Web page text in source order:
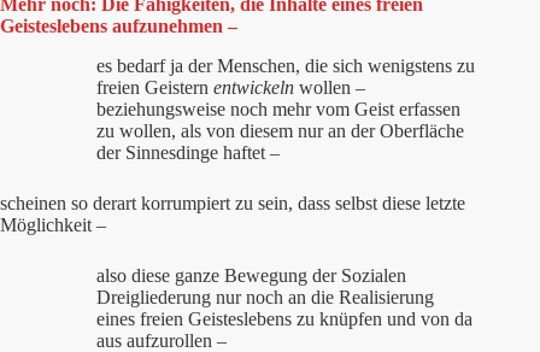
Mehr noch: Die Fähigkeiten, die Inhalte eines freien
Geisteslebens aufzunehmen –
es bedarf ja der Menschen, die sich wenigstens zu
freien Geistern entwickeln wollen –
beziehungsweise noch mehr vom Geist erfassen
zu wollen, als von diesem nur an der Oberfläche
der Sinnesdinge haftet –
scheinen so derart korrumpiert zu sein, dass selbst diese letzte
Möglichkeit –
also diese ganze Bewegung der Sozialen
Dreigliederung nur noch an die Realisierung
eines freien Geisteslebens zu knüpfen und von da
aus aufzurollen –